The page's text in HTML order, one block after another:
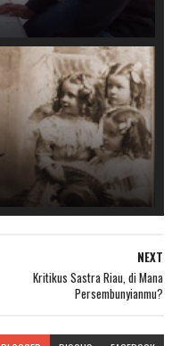
NEXT
Kritikus Sastra Riau, di Mana
Persembunyianmu?